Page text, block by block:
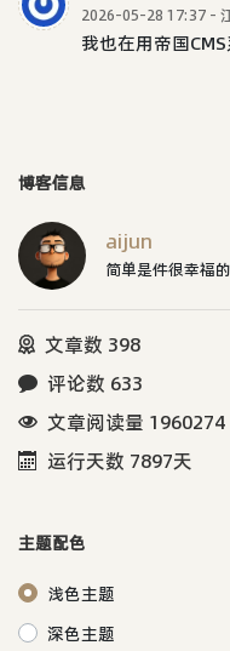
2026-05-28 17:37 -
我也在用帝国
博客信息
aijun
简单是件很幸福的
文章数 398
评论数 633
文章阅读量 1960274
运行天数 7897天
主题配色
浅色主题
深色主题